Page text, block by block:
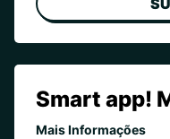
Smart app!
Mais Informações